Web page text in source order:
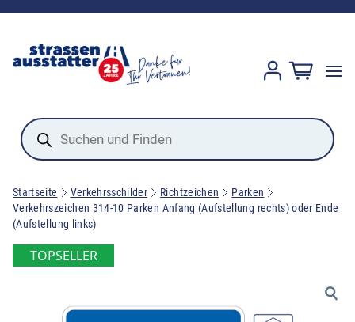
Products
search
Startseite Verkehrsschilder Richtzeichen
Parken
Verkehrszeichen 314-10 Parken Anfang (Aufstellung rechts) oder Ende
(Aufstellung links)
TOPSELLER